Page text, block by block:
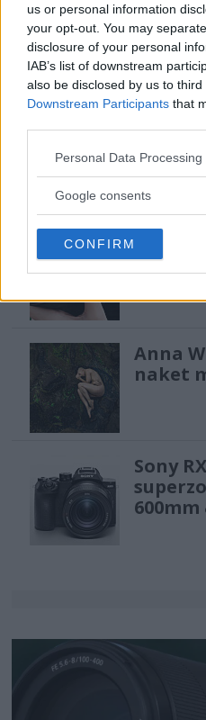
us or personal information
your opt-out. You may
disclosure of your personal
IAB’s list of downstream
also be disclosed by us to
Downstream Participants that
Please note that this website/
not limited to your visit or
use your data for below
consent section.
Personal Data
Google consents
CONFIRM
Sony
12
F3
Lund &
OSS –
Anna
naket
Sony